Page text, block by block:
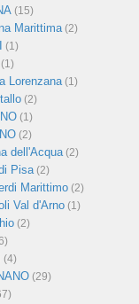
(15)
Marittima(2)
(1)
(1)
Lorenzana(1)
(2)
(1)
(2)
dell'Acqua(2)
Pisa(2)
Marittimo (2)
Val d'Arno (1)
(2)
(4)
(29)